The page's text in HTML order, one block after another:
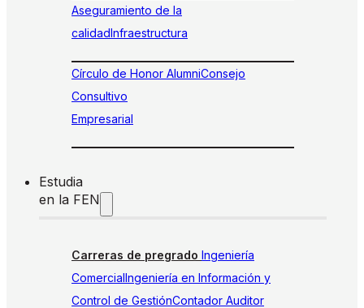
Aseguramiento de la
calidadInfraestructura
Círculo de Honor AlumniConsejo
Consultivo
Empresarial
Estudia
en la FEN
Carreras de pregrado Ingeniería
ComercialIngeniería en Información y
Control de GestiónContador Auditor